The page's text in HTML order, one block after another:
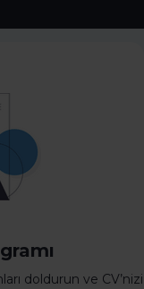
doldurun ve CV’nizi